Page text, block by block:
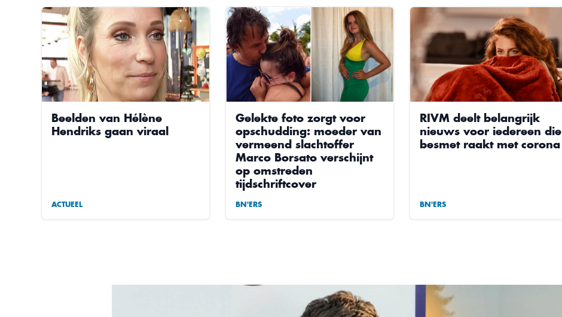
Beelden van Hélène
Hendriks gaan viraal
ACTUEEL
Gelekte foto zorgt voor
opschudding: moeder van
vermeend slachtoffer
Marco Borsato verschijnt
op omstreden
tijdschriftcover
BN'ERS
RIVM deelt belangrijk
nieuws voor iedereen die
besmet raakt met corona
BN'ERS